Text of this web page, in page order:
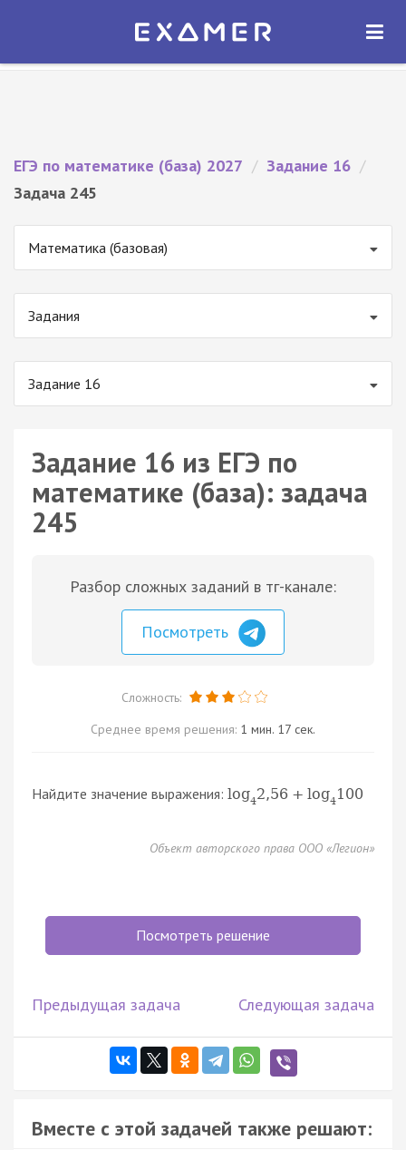
Экзамер — ЕГЭ 2027
ОТКРЫТЬ
ЕГЭ по математике (база) 2027 / Задание 16 /
Задача 245
Математика (базовая)
Задания
Задание 16
Задание 16 из ЕГЭ по
математике (база): задача
245
Разбор сложных заданий в тг-канале:
Посмотреть
Сложность:
Среднее время решения: 1 мин. 17 сек.
Найдите значение выражения: log42,56 + log4100
Объект авторского права ООО «Легион»
Посмотреть решение
Предыдущая задача Следующая задача
Вместе с этой задачей также решают: